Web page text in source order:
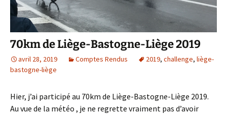
70km de Liège-Bastogne-Liège 2019
avril 28, 2019 Comptes Rendus 2019, challenge, liège-
bastogne-liège
Hier, j’ai participé au 70km de Liège-Bastogne-Liège 2019.
Au vue de la météo , je ne regrette vraiment pas d’avoir